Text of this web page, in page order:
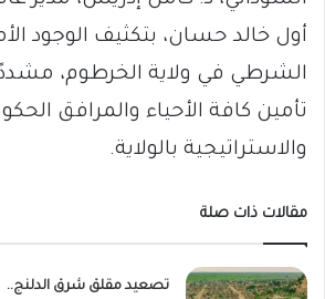
أول خالد حسان، بتكثيف الوجود
الشرطي في ولاية الخرطوم،
تأمين كافة الأحياء والمرافق
والاستراتيجية بالولاية.
مقالات ذات صلة
تصعيد مقلق شرق الدلنج..